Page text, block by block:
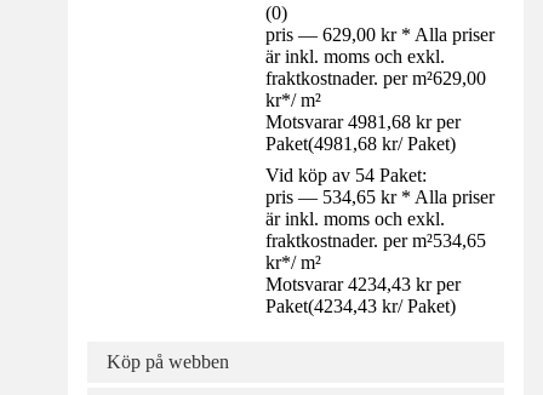
(0)
pris — 629,00 kr * Alla priser
är inkl. moms och exkl.
fraktkostnader. per m²629,00
kr*/ m²
Motsvarar 4981,68 kr per
Paket(4981,68 kr/ Paket)
Vid köp av 54 Paket:
pris — 534,65 kr * Alla priser
är inkl. moms och exkl.
fraktkostnader. per m²534,65
kr*/ m²
Motsvarar 4234,43 kr per
Paket(4234,43 kr/ Paket)
Köp på webben